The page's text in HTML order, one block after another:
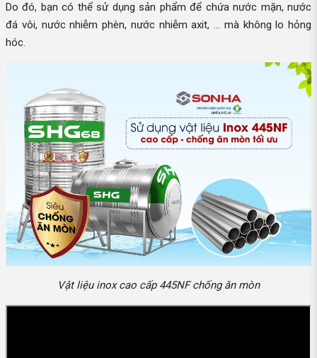
Do đó, bạn có thể sử dụng sản phẩm để chứa nước mặn, nước
đá vôi, nước nhiễm phèn, nước nhiễm axit, … mà không lo hỏng
hóc.
Vật liệu inox cao cấp 445NF chống ăn mòn